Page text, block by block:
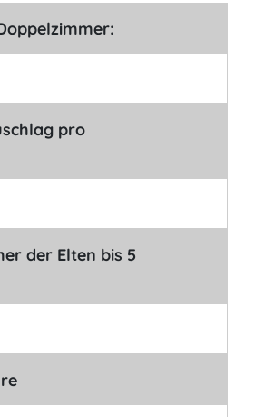
pro
der Elten bis 5